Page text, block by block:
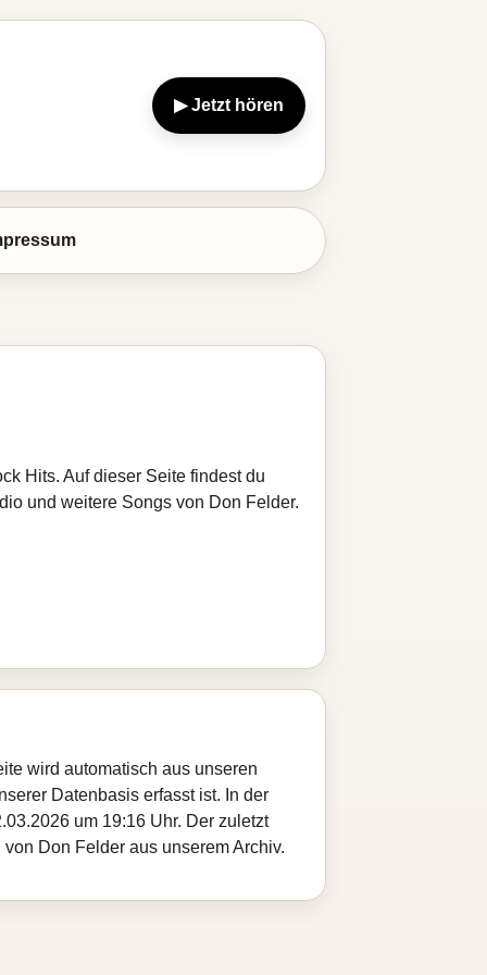
▶ Jetzt hören
Hits. Auf dieser Seite findest du
und weitere Songs von Don Felder.
wird automatisch aus unseren
Datenbasis erfasst ist. In der
um 19:16 Uhr. Der zuletzt
Don Felder aus unserem Archiv.